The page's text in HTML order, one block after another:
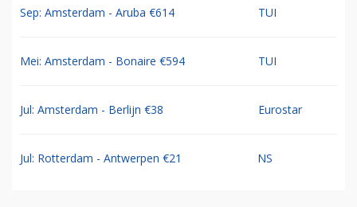
Sep: Amsterdam - Aruba €614 TUI
Mei: Amsterdam - Bonaire €594 TUI
Jul: Amsterdam - Berlijn €38 Eurostar
Jul: Rotterdam - Antwerpen €21 NS